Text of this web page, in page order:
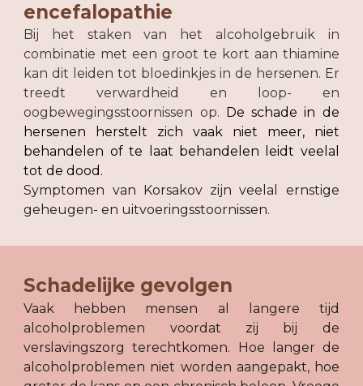
encefalopathie
Bij het staken van het alcoholgebruik in
combinatie met een groot te kort aan thiamine
kan dit leiden tot bloedinkjes in de hersenen. Er
treedt verwardheid en loop- en
oogbewegingsstoornissen op. De schade in de
hersenen herstelt zich vaak niet meer, niet
behandelen of te laat behandelen leidt veelal
tot de dood.
Symptomen van Korsakov zijn veelal ernstige
geheugen- en uitvoeringsstoornissen.
Schadelijke gevolgen
Vaak hebben mensen al langere tijd
alcoholproblemen voordat zij bij de
verslavingszorg terechtkomen. Hoe langer de
alcoholproblemen niet worden aangepakt, hoe